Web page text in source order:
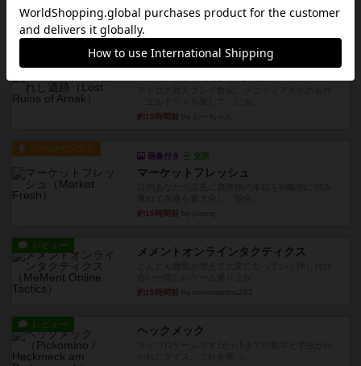
約8時間前 by ヒロ(新！ボードゲーム家族)
充実
約10時間前
ルール/インスト
画像付き 充実
マーケットフレッシュ
約15時間前
レビュー メメントオンラインタクティクス
約15時間前
レビュー ヘックメック